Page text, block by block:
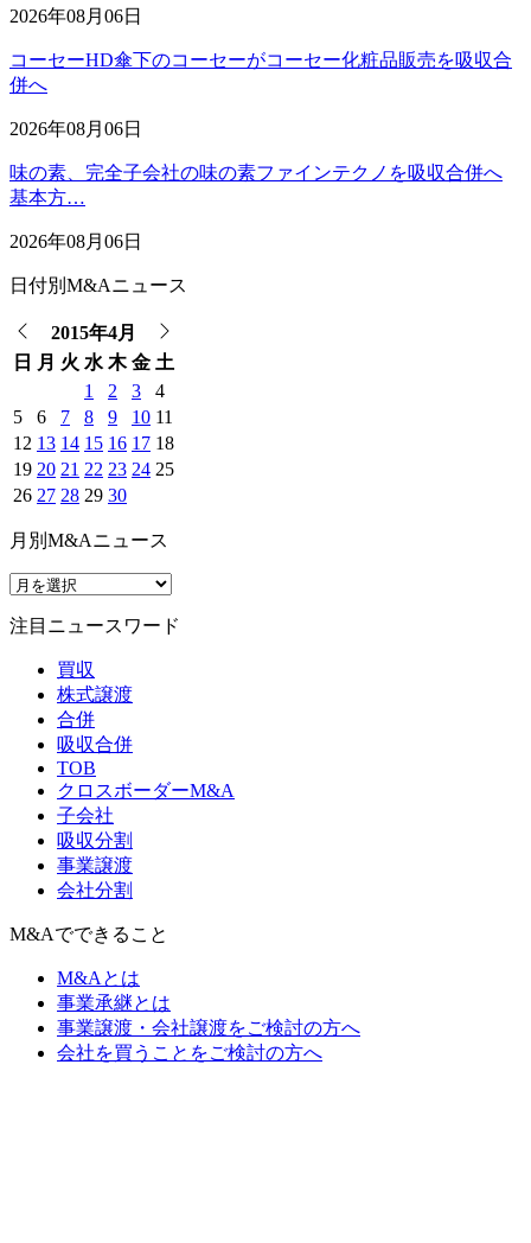
2026年08月06日
コーセーHD傘下のコーセーがコーセー化粧品販売を吸収合
併へ
2026年08月06日
味の素、完全子会社の味の素ファインテクノを吸収合併へ
基本方…
2026年08月06日
日付別M&Aニュース
2015年4月
日
月 火 水 木 金 土
1
2 3
4
5
6 7 8 9 10 11
12 13 14 15 16 17 18
19 20 21 22 23 24 25
26 27 28 29 30
月別M&Aニュース
注目ニュースワード
買収
株式譲渡
合併
吸収合併
TOB
クロスボーダーM&A
子会社
吸収分割
事業譲渡
会社分割
M&Aでできること
M&Aとは
事業承継とは
事業譲渡・会社譲渡をご検討の方へ
会社を買うことをご検討の方へ